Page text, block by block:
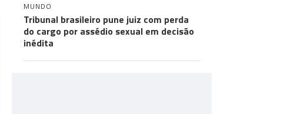
MUNDO
Tribunal brasileiro pune juiz com perda
do cargo por assédio sexual em decisão
inédita